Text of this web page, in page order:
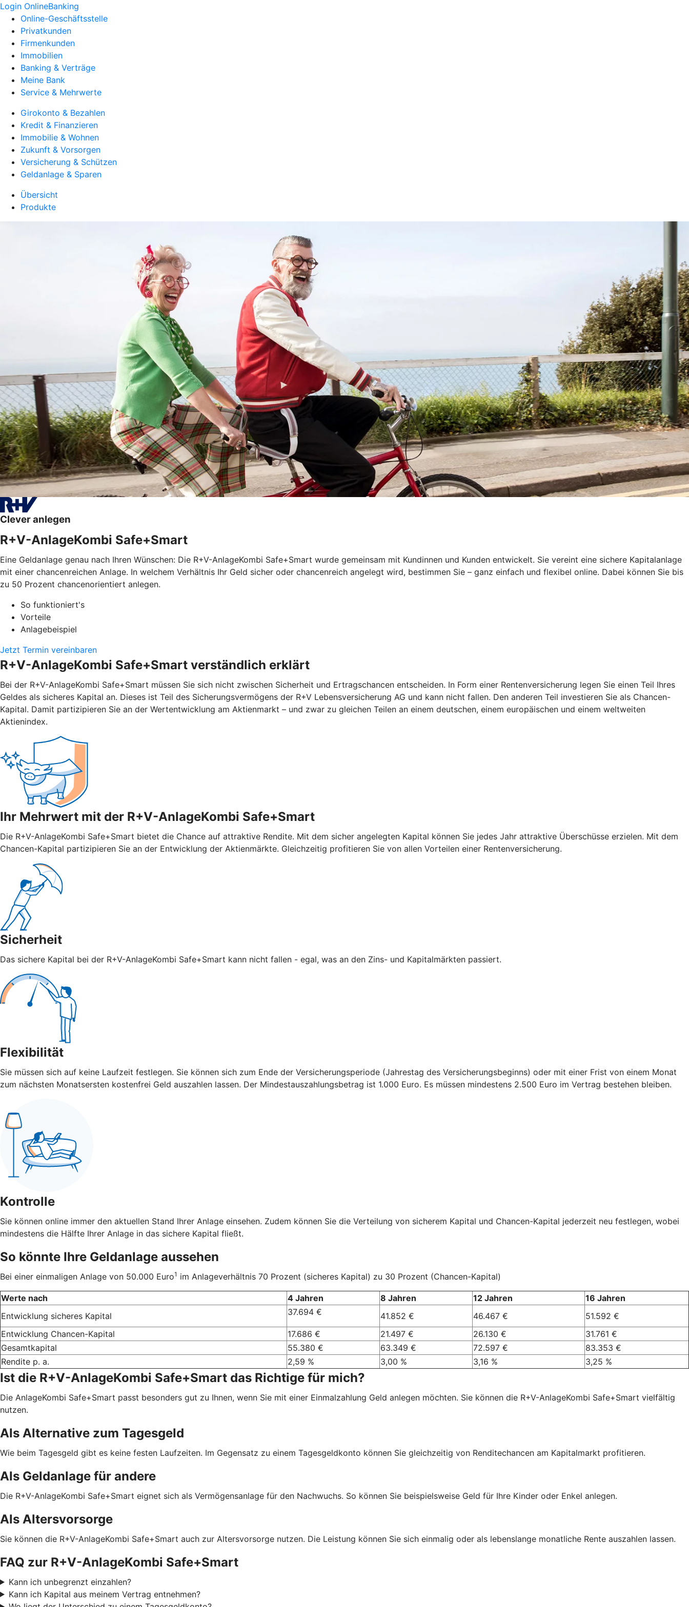
Login OnlineBanking
Online-Geschäftsstelle
Privatkunden
Firmenkunden
Immobilien
Banking & Verträge
Meine Bank
Service & Mehrwerte
Girokonto & Bezahlen
Kredit & Finanzieren
Immobilie & Wohnen
Zukunft & Vorsorgen
Versicherung & Schützen
Geldanlage & Sparen
Übersicht
Produkte
Clever anlegen
R+V-AnlageKombi Safe+Smart
Eine Geldanlage genau nach Ihren Wünschen: Die R+V-AnlageKombi Safe+Smart wurde gemeinsam mit Kundinnen und Kunden entwickelt. Sie vereint eine sichere Kapitalanlage
mit einer chancenreichen Anlage. In welchem Verhältnis Ihr Geld sicher oder chancenreich angelegt wird, bestimmen Sie – ganz einfach und flexibel online. Dabei können Sie bis
zu 50 Prozent chancenorientiert anlegen.
So funktioniert's
Vorteile
Anlagebeispiel
Jetzt Termin vereinbaren
R+V-AnlageKombi Safe+Smart verständlich erklärt
Bei der R+V-AnlageKombi Safe+Smart müssen Sie sich nicht zwischen Sicherheit und Ertragschancen entscheiden. In Form einer Rentenversicherung legen Sie einen Teil Ihres
Geldes als sicheres Kapital an. Dieses ist Teil des Sicherungsvermögens der R+V Lebensversicherung AG und kann nicht fallen. Den anderen Teil investieren Sie als Chancen-
Kapital. Damit partizipieren Sie an der Wertentwicklung am Aktienmarkt – und zwar zu gleichen Teilen an einem deutschen, einem europäischen und einem weltweiten
Aktienindex.
Ihr Mehrwert mit der R+V-AnlageKombi Safe+Smart
Die R+V-AnlageKombi Safe+Smart bietet die Chance auf attraktive Rendite. Mit dem sicher angelegten Kapital können Sie jedes Jahr attraktive Überschüsse erzielen. Mit dem
Chancen-Kapital partizipieren Sie an der Entwicklung der Aktienmärkte. Gleichzeitig profitieren Sie von allen Vorteilen einer Rentenversicherung.
Sicherheit
Das sichere Kapital bei der R+V-AnlageKombi Safe+Smart kann nicht fallen - egal, was an den Zins- und Kapitalmärkten passiert.
Flexibilität
Sie müssen sich auf keine Laufzeit festlegen. Sie können sich zum Ende der Versicherungsperiode (Jahrestag des Versicherungsbeginns) oder mit einer Frist von einem Monat
zum nächsten Monatsersten kostenfrei Geld auszahlen lassen. Der Mindestauszahlungsbetrag ist 1.000 Euro. Es müssen mindestens 2.500 Euro im Vertrag bestehen bleiben.
Kontrolle
Sie können online immer den aktuellen Stand Ihrer Anlage einsehen. Zudem können Sie die Verteilung von sicherem Kapital und Chancen-Kapital jederzeit neu festlegen, wobei
mindestens die Hälfte Ihrer Anlage in das sichere Kapital fließt.
So könnte Ihre Geldanlage aussehen
Bei einer einmaligen Anlage von 50.000 Euro1 im Anlageverhältnis 70 Prozent (sicheres Kapital) zu 30 Prozent (Chancen-Kapital)
Werte nach 4 Jahren 8 Jahren 12 Jahren
16 Jahren
Entwicklung sicheres Kapital
37.694 € 41.852 € 46.467 €
51.592 €
Entwicklung Chancen-Kapital
17.686 € 21.497 € 26.130 €
31.761 €
Gesamtkapital
55.380 € 63.349 € 72.597 €
83.353 €
Rendite p. a.
2,59 % 3,00 % 3,16 % 3,25 %
Ist die R+V-AnlageKombi Safe+Smart das Richtige für mich?
Die AnlageKombi Safe+Smart passt besonders gut zu Ihnen, wenn Sie mit einer Einmalzahlung Geld anlegen möchten. Sie können die R+V-AnlageKombi Safe+Smart vielfältig
nutzen.
Als Alternative zum Tagesgeld
Wie beim Tagesgeld gibt es keine festen Laufzeiten. Im Gegensatz zu einem Tagesgeldkonto können Sie gleichzeitig von Renditechancen am Kapitalmarkt profitieren.
Als Geldanlage für andere
Die R+V-AnlageKombi Safe+Smart eignet sich als Vermögensanlage für den Nachwuchs. So können Sie beispielsweise Geld für Ihre Kinder oder Enkel anlegen.
Als Altersvorsorge
Sie können die R+V-AnlageKombi Safe+Smart auch zur Altersvorsorge nutzen. Die Leistung können Sie sich einmalig oder als lebenslange monatliche Rente auszahlen lassen.
FAQ zur R+V-AnlageKombi Safe+Smart
Kann ich unbegrenzt einzahlen?
Kann ich Kapital aus meinem Vertrag entnehmen?